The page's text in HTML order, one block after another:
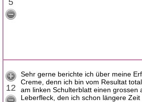
12
Sehr gerne berichte ich über meine
Creme, denn ich bin vom Resultat
am linken Schulterblatt einen grossen
Leberfleck, den ich schon längere Zeit